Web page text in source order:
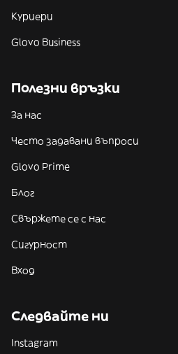
Куриери
Glovo Business
Полезни връзки
За нас
Често задавани въпроси
Glovo Prime
Блог
Свържете се с нас
Сигурност
Вход
Следвайте ни
Instagram